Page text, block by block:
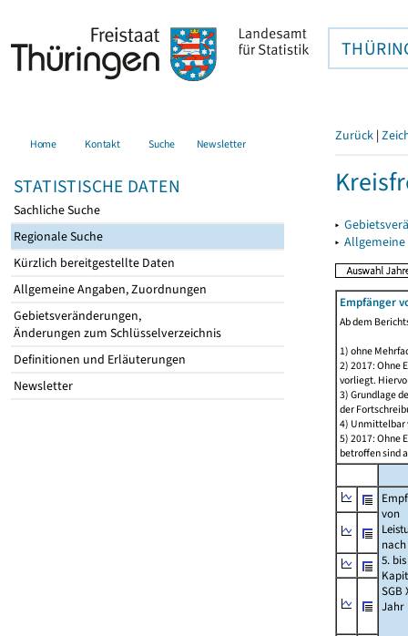
Home Kontakt Suche Newsletter
STATISTISCHE DATEN
Sachliche Suche
Regionale Suche
Kürzlich bereitgestellte Daten
Allgemeine Angaben, Zuordnungen
Gebietsveränderungen,
Änderungen zum Schlüsselverzeichnis
Definitionen und Erläuterungen
Newsletter
Zurück |
▸
▸
Empfänger
Ab dem
1) ohne
2) 2017: Ohne
vorliegt.
3) Grundlage
der
4) Unmittelbar
5) 2017: Ohne
betroffen sind
von
5.
SGB
Jahr